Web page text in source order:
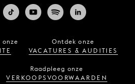
onze
Ontdek onze
VACATURES & AUDITIES
Raadpleeg onze
VERKOOPSVOORWAARDEN